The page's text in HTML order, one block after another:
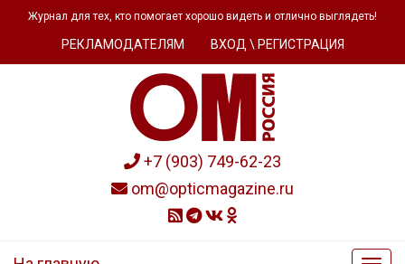
Журнал для тех, кто помогает хорошо видеть и отлично выглядеть!
РЕКЛАМОДАТЕЛЯМ ВХОД \ РЕГИСТРАЦИЯ
+7 (903) 749-62-23
om@opticmagazine.ru